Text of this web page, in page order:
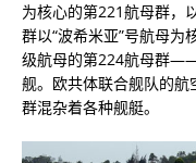
为核心的第221航母群，
群以“波希米亚”号航母为
级航母的第224航母群
舰。欧共体联合舰队的
群混杂着各种舰艇。